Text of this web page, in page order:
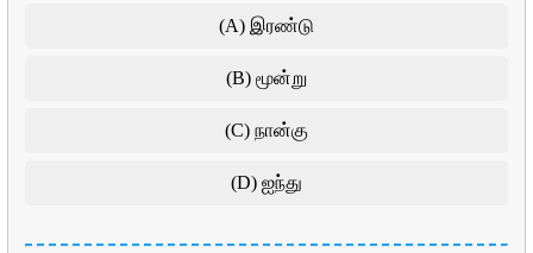
(A) இரண்டு
(B) மூன்று
(C) நான்கு
(D) ஐந்து